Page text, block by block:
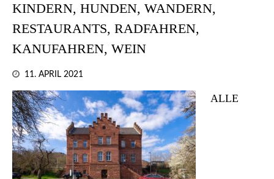
KINDERN, HUNDEN, WANDERN,
RESTAURANTS, RADFAHREN,
KANUFAHREN, WEIN
11. APRIL 2021
ALLE